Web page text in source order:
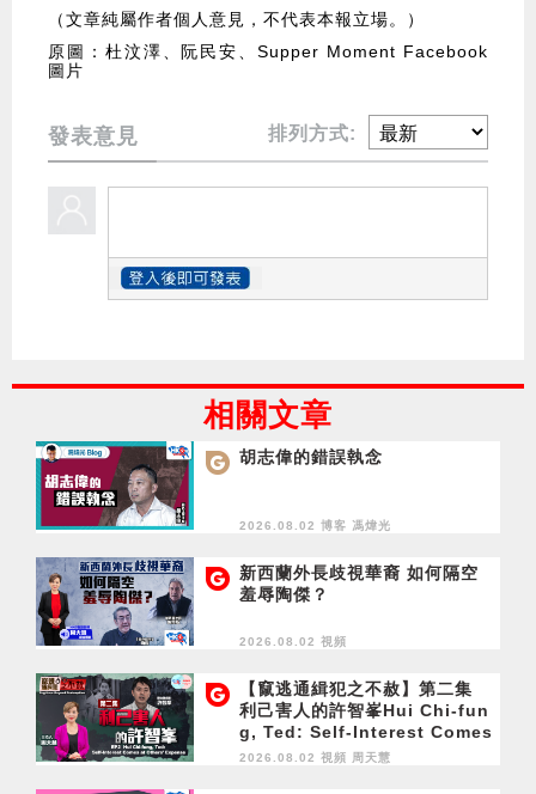
（文章純屬作者個人意見，不代表本報立場。）
原圖：杜汶澤、阮民安、Supper Moment Facebook
圖片
發表意見 排列方式:
相關文章
胡志偉的錯誤執念
2026.08.02 博客 馮煒光
新西蘭外長歧視華裔 如何隔空
羞辱陶傑？
2026.08.02 視頻
【竄逃通緝犯之不赦】第二集
利己害人的許智峯Hui Chi-fun
g, Ted: Self-Interest Comes
at Others' Expense
2026.08.02 視頻 周天慧